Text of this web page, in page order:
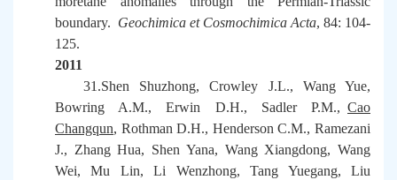
boundary. Geochimica et Cosmochimica Acta, 84: 104-
125.
2011
31.Shen Shuzhong, Crowley J.L., Wang Yue,
Bowring A.M., Erwin D.H., Sadler P.M., Cao
Changqun, Rothman D.H., Henderson C.M., Ramezani
J., Zhang Hua, Shen Yana, Wang Xiangdong, Wang
Wei, Mu Lin, Li Wenzhong, Tang Yuegang, Liu